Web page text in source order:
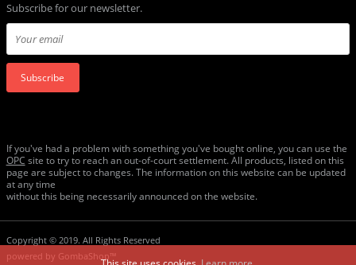
Subscribe for our newsletter.
Subscribe
If you've had a problem with something you've bought online, you can use the
ОРС site to try to reach an out-of-court settlement. All products, listed on this
page are subject to changes. The information on this website can be updated
at any time
without this being necessarily announced on the website.
Copyright © 2019. All Rights Reserved
powered by GombaShop™